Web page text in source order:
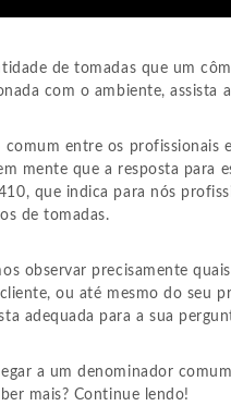
de tomadas que um
com o ambiente, assista
entre os profissionais
mente que a resposta para
que indica para nós
de tomadas.
observar precisamente
ou até mesmo do seu
adequada para a sua
a um denominador
mais? Continue lendo!